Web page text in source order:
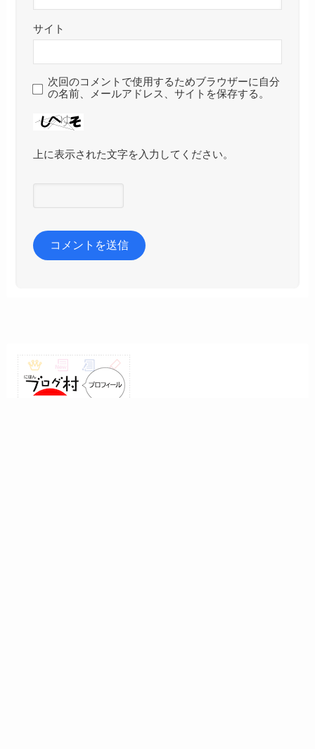
サイト
次回のコメントで使用するためブラウザーに自分
の名前、メールアドレス、サイトを保存する。
上に表示された文字を入力してください。